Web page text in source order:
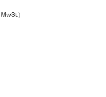
MwSt.)